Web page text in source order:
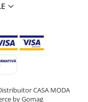
CASA MODA
by Gomag